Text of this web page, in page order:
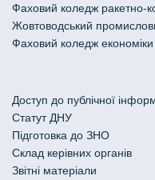
Фаховий коледж ракетно-
Жовтоводський
Фаховий коледж економіки
Доступ до публічної
Статут ДНУ
Підготовка до ЗНО
Склад керівних органів
Звітні матеріали